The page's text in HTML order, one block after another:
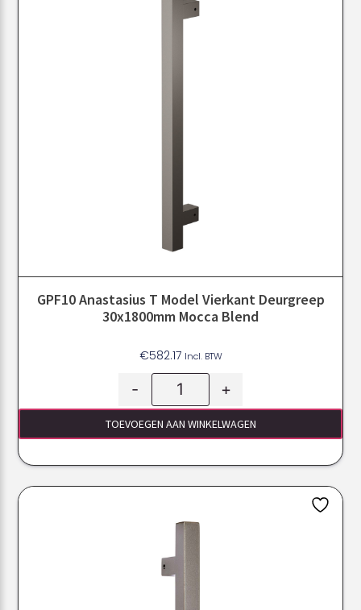
GPF10 Anastasius T Model Vierkant Deurgreep
30x1800mm Mocca Blend
€582.17 Incl. BTW
- +
TOEVOEGEN AAN WINKELWAGEN